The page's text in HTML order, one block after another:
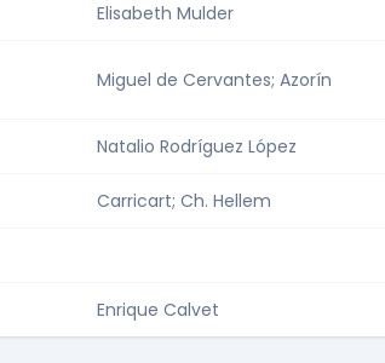
Elisabeth Mulder
Miguel de Cervantes; Azorín
Natalio Rodríguez López
Carricart; Ch. Hellem
Enrique Calvet